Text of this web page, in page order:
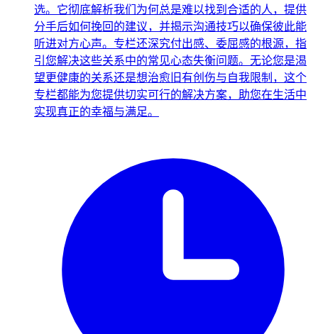
选。它彻底解析我们为何总是难以找到合适的人，提供
分手后如何挽回的建议，并揭示沟通技巧以确保彼此能
听进对方心声。专栏还深究付出感、委屈感的根源，指
引您解决这些关系中的常见心态失衡问题。无论您是渴
望更健康的关系还是想治愈旧有创伤与自我限制，这个
专栏都能为您提供切实可行的解决方案，助您在生活中
实现真正的幸福与满足。